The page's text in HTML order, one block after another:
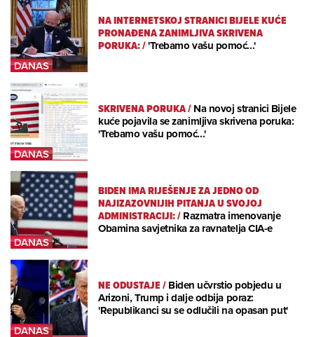
NA INTERNETSKOJ STRANICI BIJELE KUĆE
PRONAĐENA ZANIMLJIVA SKRIVENA
PORUKA:/'Trebamo vašu pomoć...'
SKRIVENA PORUKA/Na novoj stranici Bijele
kuće pojavila se zanimljiva skrivena poruka:
'Trebamo vašu pomoć...'
BIDEN IMA RIJEŠENJE ZA JEDNO OD
NAJIZAZOVNIJIH PITANJA U SVOJOJ
ADMINISTRACIJI:/Razmatra imenovanje
Obamina savjetnika za ravnatelja CIA-e
NE ODUSTAJE/Biden učvrstio pobjedu u
Arizoni, Trump i dalje odbija poraz:
'Republikanci su se odlučili na opasan put'